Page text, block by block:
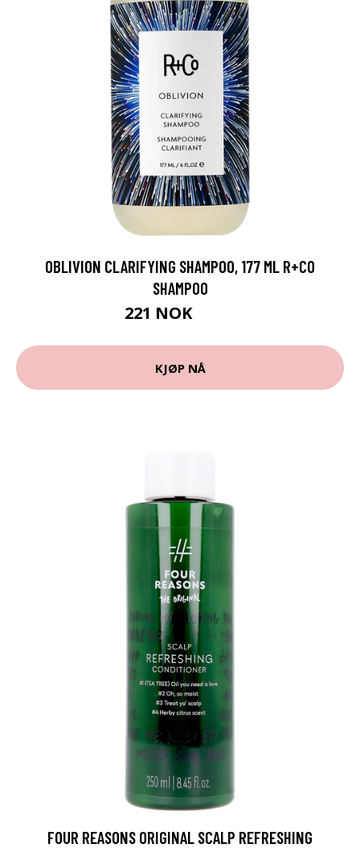
OBLIVION CLARIFYING SHAMPOO, 177 ML R+CO
SHAMPOO
221 NOK
KJØP NÅ
FOUR REASONS ORIGINAL SCALP REFRESHING